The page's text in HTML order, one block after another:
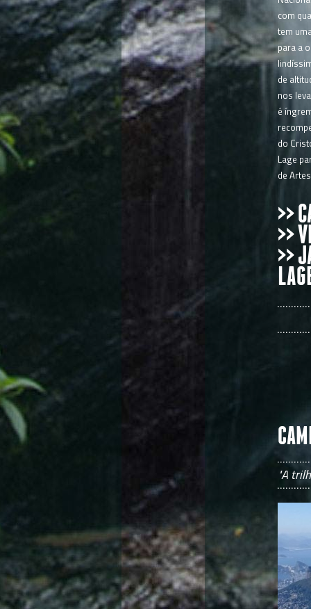
com
tem
para a
de
nos
é
do
Lage
de
>>
>>
>>
"A